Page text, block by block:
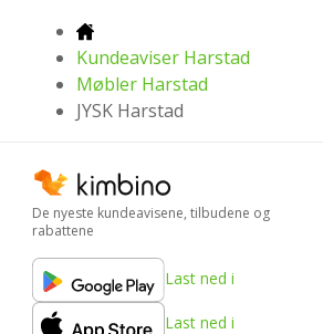
Kundeaviser Harstad
Møbler Harstad
JYSK Harstad
De nyeste kundeavisene, tilbudene og
rabattene
Last ned i
Last ned i